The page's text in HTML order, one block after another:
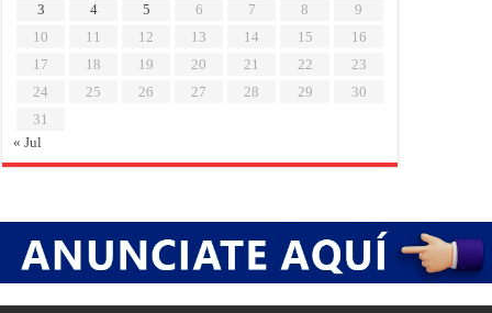
3
4 5 6 7 8
9
10
11 12 13 14 15
16
17
18 19 20 21 22
23
24
25 26 27 28 29
30
31
« Jul